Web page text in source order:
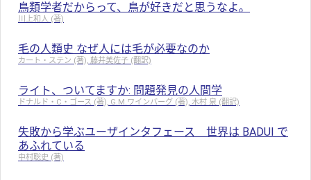
鳥類学者だからって、鳥が好きだと思うなよ。
川上和人 (著)
毛の人類史 なぜ人には毛が必要なのか
カート・ステン (著), 藤井美佐子 (翻訳)
ライト、ついてますか: 問題発見の人間学
ドナルド・C・ゴース (著), G.M.ワインバーグ (著), 木村 泉 (翻訳)
失敗から学ぶユーザインタフェース 世界は BADUI で
あふれている
中村聡史 (著)